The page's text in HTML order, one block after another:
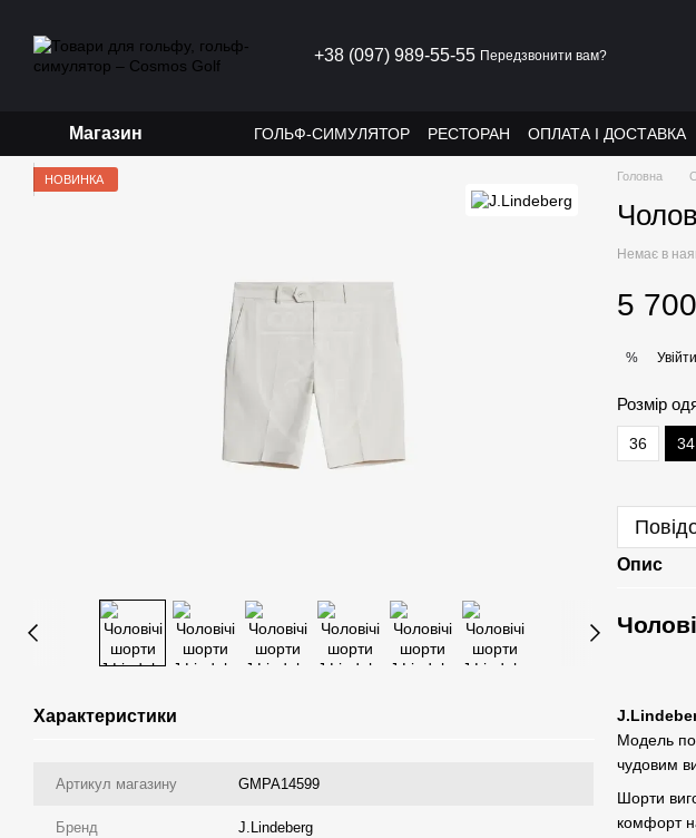
+38 (097) 989-55-55 Передзвонити вам?
Магазин ГОЛЬФ-СИМУЛЯТОР РЕСТОРАН ОПЛАТА І ДОСТАВКА
НОВИНКА
Характеристики
Артикул магазину GMPA14599
Бренд J.Lindeberg
Головна
Немає в
5
% Увійти
Розмір
36 34
Опис
Модель
чудовим
Шорти
комфорт